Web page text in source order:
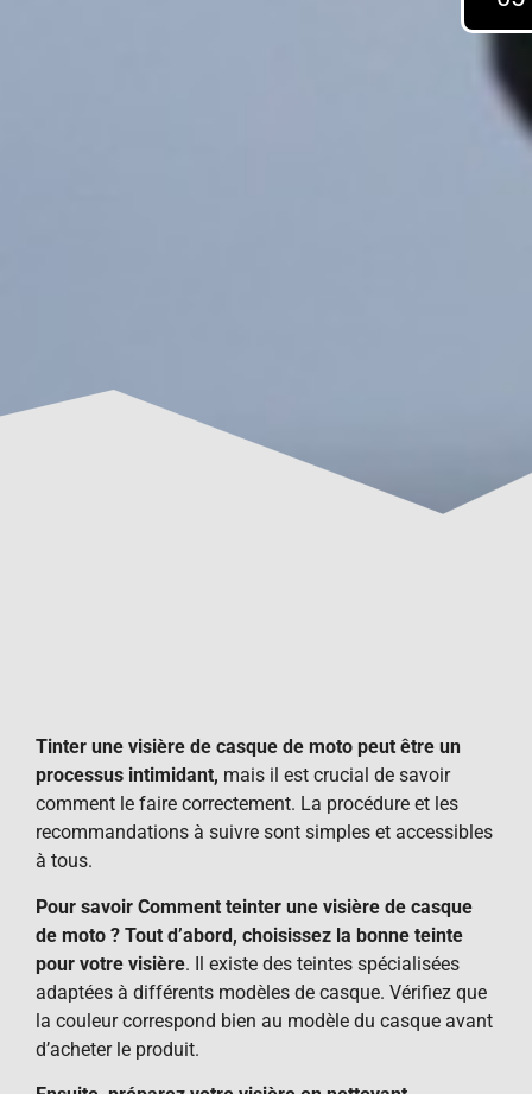
Tinter une visière de casque de moto peut être un
processus intimidant, mais il est crucial de savoir
comment le faire correctement. La procédure et les
recommandations à suivre sont simples et accessibles
à tous.
Pour savoir Comment teinter une visière de casque
de moto ? Tout d’abord, choisissez la bonne teinte
pour votre visière. Il existe des teintes spécialisées
adaptées à différents modèles de casque. Vérifiez que
la couleur correspond bien au modèle du casque avant
d’acheter le produit.